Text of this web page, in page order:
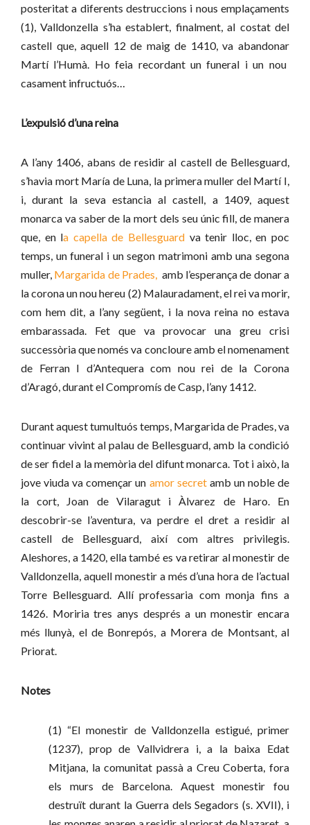
posteritat a diferents destruccions i nous emplaçaments
(1), Valldonzella s’ha establert, finalment, al costat del
castell que, aquell 12 de maig de 1410, va abandonar
Martí l’Humà. Ho feia recordant un funeral i un nou
casament infructuós…
L’expulsió d’una reina
A l’any 1406, abans de residir al castell de Bellesguard,
s’havia mort María de Luna, la primera muller del Martí I,
i, durant la seva estancia al castell, a 1409, aquest
monarca va saber de la mort dels seu únic fill, de manera
que, en la capella de Bellesguard va tenir lloc, en poc
temps, un funeral i un segon matrimoni amb una segona
muller, Margarida de Prades, amb l’esperança de donar a
la corona un nou hereu (2) Malauradament, el rei va morir,
com hem dit, a l’any següent, i la nova reina no estava
embarassada. Fet que va provocar una greu crisi
successòria que només va concloure amb el nomenament
de Ferran I d’Antequera com nou rei de la Corona
d’Aragó, durant el Compromís de Casp, l’any 1412.
Durant aquest tumultuós temps, Margarida de Prades, va
continuar vivint al palau de Bellesguard, amb la condició
de ser fidel a la memòria del difunt monarca. Tot i això, la
jove viuda va començar un amor secretamb un noble de
la cort, Joan de Vilaragut i Àlvarez de Haro. En
descobrir-se l’aventura, va perdre el dret a residir al
castell de Bellesguard, així com altres privilegis.
Aleshores, a 1420, ella també es va retirar al monestir de
Valldonzella, aquell monestir a més d’una hora de l’actual
Torre Bellesguard. Allí professaria com monja fins a
1426. Moriria tres anys després a un monestir encara
més llunyà, el de Bonrepós, a Morera de Montsant, al
Priorat.
Notes
(1) “El monestir de Valldonzella estigué, primer
(1237), prop de Vallvidrera i, a la baixa Edat
Mitjana, la comunitat passà a Creu Coberta, fora
els murs de Barcelona. Aquest monestir fou
destruït durant la Guerra dels Segadors (s. XVII), i